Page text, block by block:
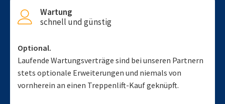
Wartung
schnell und günstig
Optional.
Laufende Wartungsverträge sind bei unseren Partnern
stets optionale Erweiterungen und niemals von
vornherein an einen Treppenlift-Kauf geknüpft.